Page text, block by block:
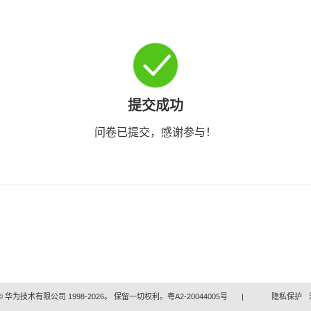
提交成功
问卷已提交，感谢参与！
华为技术有限公司 1998-2026。 保留一切权利。粤A2-20044005号 | 隐私保护